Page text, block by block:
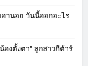
านอย วันนี้ออกอะไร
องตั้งตา" ลูกสาวกีต้าร์